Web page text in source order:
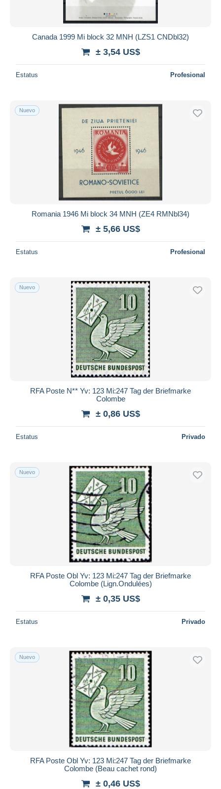
Canada 1999 Mi block 32 MNH (LZS1 CNDbl32)
± 3,54 US$
Estatus Profesional
Nuevo
Romania 1946 Mi block 34 MNH (ZE4 RMNbl34)
± 5,66 US$
Estatus Profesional
Nuevo
RFA Poste N** Yv: 123 Mi:247 Tag der Briefmarke
Colombe
± 0,86 US$
Estatus Privado
Nuevo
RFA Poste Obl Yv: 123 Mi:247 Tag der Briefmarke
Colombe (Lign.Ondulées)
± 0,35 US$
Estatus Privado
Nuevo
RFA Poste Obl Yv: 123 Mi:247 Tag der Briefmarke
Colombe (Beau cachet rond)
± 0,46 US$